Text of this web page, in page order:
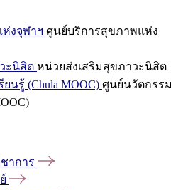
งจุฬาฯ ศูนย์บริการสุขภาพแห่ง
ะนิสิต หน่วยส่งเสริมสุขภาวะนิสิต
นรู้ (Chula MOOC) ศูนย์นวัตกรรม
าการ